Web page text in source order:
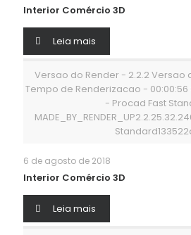
Interior Comércio 3D
Leia mais
Versao do Render - 2.2.2 Versao
Tempo de Renderizacao -
- Procad Fast
6 de agosto de 2018
Interior Comércio 3D
Leia mais